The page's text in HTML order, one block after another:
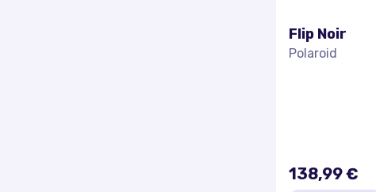
Flip Noir
Polaroid
138,99 €